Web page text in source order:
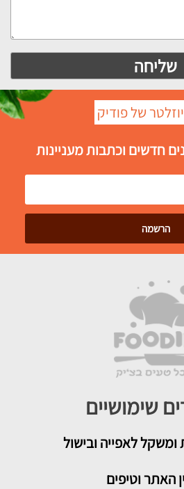
של פודיק
חדשים וכתבות מעניינות
שימושיים
לאפייה ובישול
האתר וטיפים